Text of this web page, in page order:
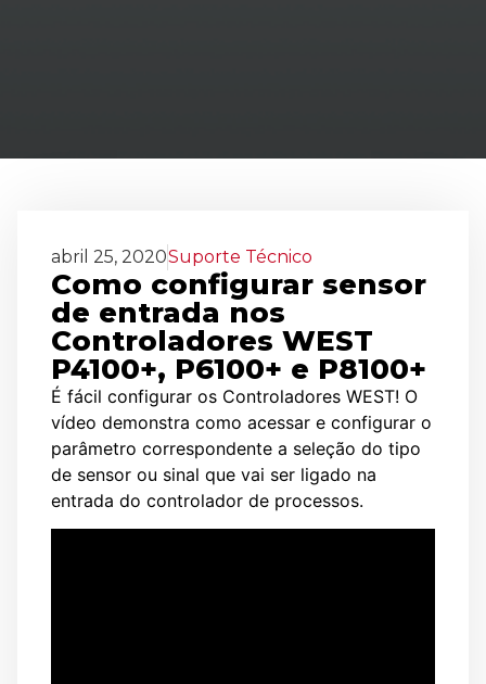
abril 25, 2020Suporte Técnico
Como configurar sensor
de entrada nos
Controladores WEST
P4100+, P6100+ e P8100+
É fácil configurar os Controladores WEST! O
vídeo demonstra como acessar e configurar o
parâmetro correspondente a seleção do tipo
de sensor ou sinal que vai ser ligado na
entrada do controlador de processos.